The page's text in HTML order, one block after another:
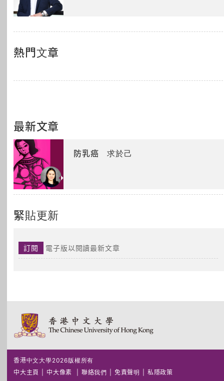
熱門文章
最新文章
防乳癌 求於己
緊貼更新
訂閱 電子版以閱讀最新文章
香港中文大學2026版權所有
中大主頁
中大像素 聯絡我們 免責聲明 私隱政策